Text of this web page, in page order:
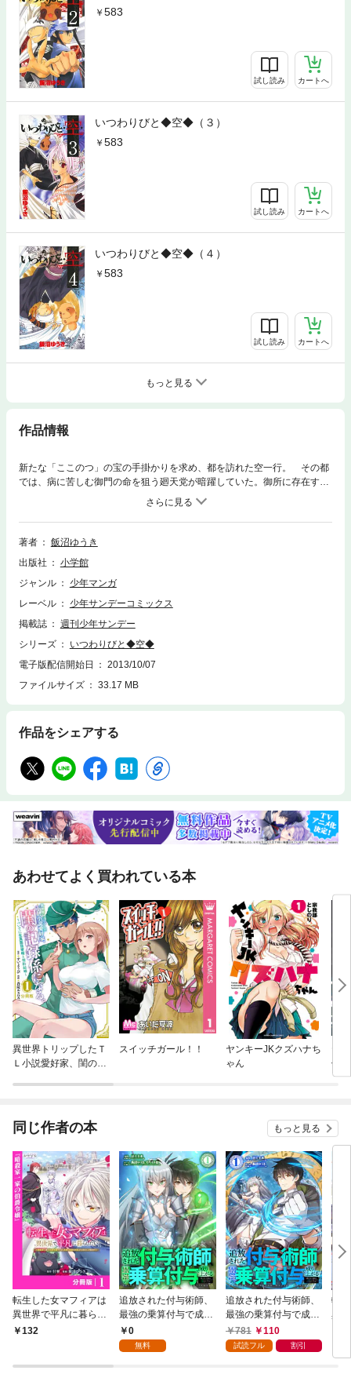
583
試し読み カートへ
いつわりびと◆空◆（３）
583
試し読み カートへ
いつわりびと◆空◆（４）
583
試し読み カートへ
もっと見る
作品情報
新たな「ここのつ」の宝の手掛かりを求め、都を訪れた空一行。 その都
では、病に苦しむ御門の命を狙う廻天党が暗躍していた。御所に存在する
という「ここのつ」の宝をほうびにもらうことを条件に、御門の警備隊に
加わることを決めた空たちは、廻天党に加わっていた宿敵・入谷と再びの
対峙！！さらに、宝を狙う黒羽一行までもが都に到着。三者がそれぞれの
思惑で動く中、先手を打つのは！？
著者
飯沼ゆうき
出版社
小学館
ジャンル
少年マンガ
レーベル
少年サンデーコミックス
掲載誌
週刊少年サンデー
シリーズ
いつわりびと◆空◆
電子版配信開始日
2013/10/07
ファイルサイズ
33.17 MB
作品をシェアする
あわせてよく買われている本
異世界トリップしたＴ
Ｌ小説愛好家、閨の記
スイッチガール！！
ヤンキーJKクズハナち
ゃん
像
魔
同じ作者の本 もっと見る
転生した女マフィアは
異世界で平凡に暮らし
たい～暗殺者一家の伯
ってきます～【分冊
132
追放された付与術師、
最強の乗算付与で成り
上がる ～僕の付与術
は＋20じゃなく×20な
0
無料
追放された付与術師、
最強の乗算付与で成り
上がる ～僕の付与術
は＋20じゃなく×20な
781 110
試読フル 割引
転
異
悪